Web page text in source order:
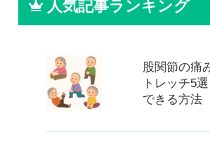
人気記事ランキング
股関節の痛
トレッチ5
できる方法